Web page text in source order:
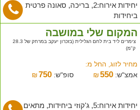
יחידות אירוח:2, בריכה, סאונה פרטית
ביחידות
המקום שלי במושבה
צימרים ליד בית לחם הגלילית (בזכרון יעקב במרחק של 28.3
ק"מ)
מחיר לזוג, החל מ:
אמצ"ש:
₪550 סופ"ש: ₪ 750
יחידות אירוח:5, ג'קוזי ביחידות, מתאים